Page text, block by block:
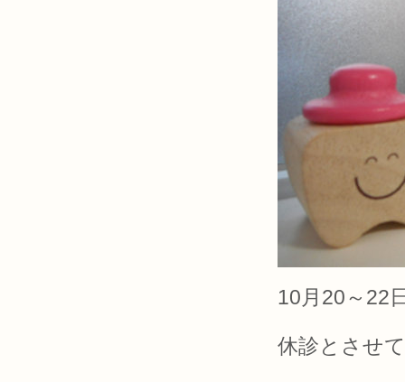
10月20～22
休診とさせ